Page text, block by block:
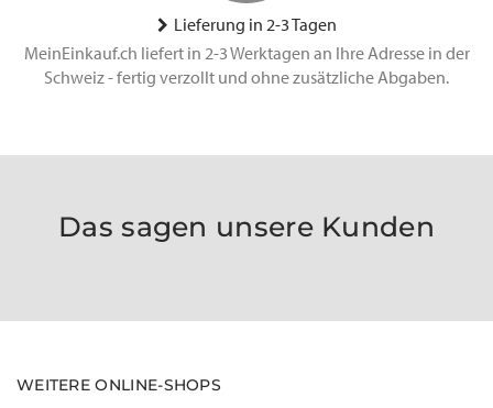
Lieferung in 2-3 Tagen
MeinEinkauf.ch liefert in 2-3 Werktagen an Ihre Adresse in der
Schweiz - fertig verzollt und ohne zusätzliche Abgaben.
Das sagen unsere Kunden
WEITERE ONLINE-SHOPS